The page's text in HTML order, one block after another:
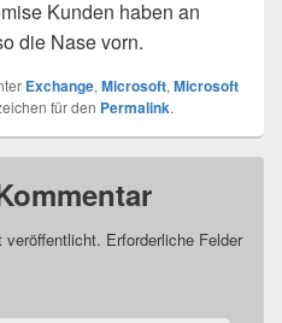
Kunden haben an
die Nase vorn.
Exchange, Microsoft, Microsoft
für den Permalink.
veröffentlicht. Erforderliche Felder